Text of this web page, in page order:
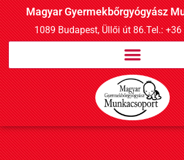
Magyar Gyermekbőrgyógyász
1089 Budapest, Üllői út 86.Tel.: